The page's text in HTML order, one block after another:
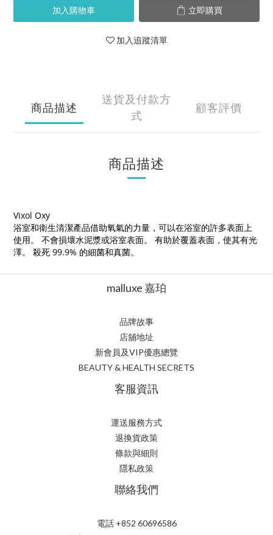
加入購物車 立即購買
加入追蹤清單
商品描述
送貨及付款方
式
顧客評價
商品描述
Vixol Oxy
浴室和衛生清潔產品借助氧氣的力量，可以在浴室的許多表面上
使用。 不會損壞水泥漿或浴室表面。 有助於覆蓋表面，使其有光
澤。 殺死 99.9% 的細菌和真菌。
malluxe 嘉珀
品牌故事
店舖地址
新會員及VIP優惠總覽
BEAUTY & HEALTH SECRETS
客服資訊
運送服務方式
退換貨政策
條款與細則
隱私政策
聯絡我們
電話 +852 60696586